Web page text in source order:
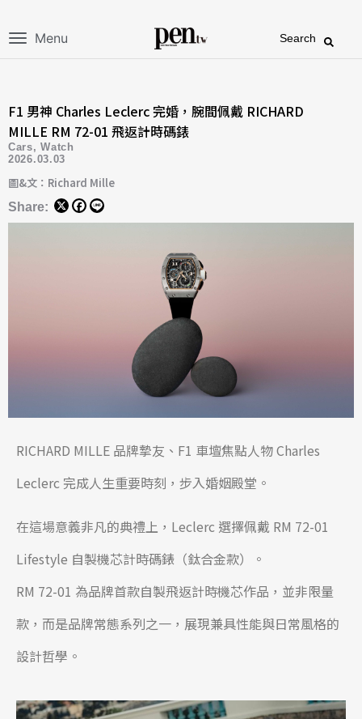
Menu Search
F1 男神 Charles Leclerc 完婚，腕間佩戴 RICHARD
MILLE RM 72-01 飛返計時碼錶
Cars,Watch
2026.03.03
圖&文：Richard Mille
Share:
RICHARD MILLE 品牌摯友、F1 車壇焦點人物Charles
Leclerc 完成人生重要時刻，步入婚姻殿堂。
在這場意義非凡的典禮上，Leclerc 選擇佩戴 RM 72-01
Lifestyle 自製機芯計時碼錶（鈦合金款）。
RM 72-01 為品牌首款自製飛返計時機芯作品，並非限量
款，而是品牌常態系列之一，展現兼具性能與日常風格的
設計哲學。